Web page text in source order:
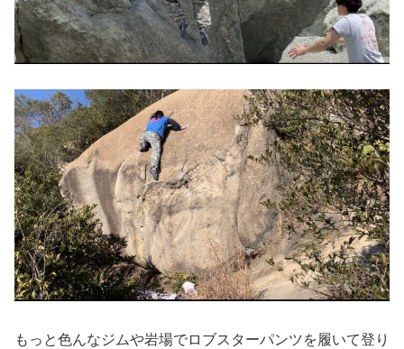
もっと色んなジムや岩場でロブスターパンツを履いて登り